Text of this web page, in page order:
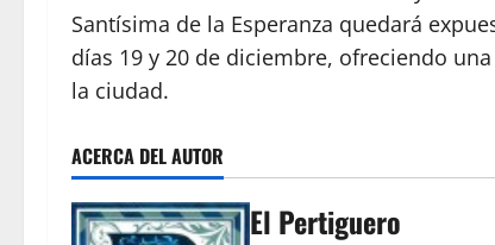
Santísima de la Esperanza quedará
días 19 y 20 de diciembre, ofreciendo
la ciudad.
ACERCA DEL AUTOR
El Pertiguero